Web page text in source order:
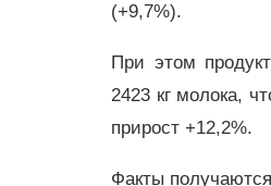
(+9,7%).
При этом
2423 кг молока,
прирост +12,2%.
Факты